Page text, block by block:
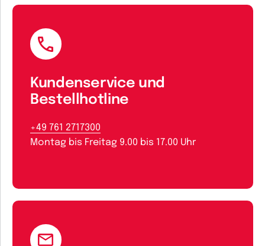
Kundenservice und
Bestellhotline
+49 761 2717300
Montag bis Freitag 9.00 bis 17.00 Uhr